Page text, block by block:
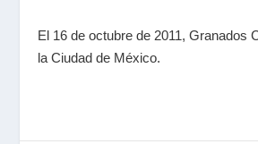
El 16 de octubre de 2011, Granados
la Ciudad de México.